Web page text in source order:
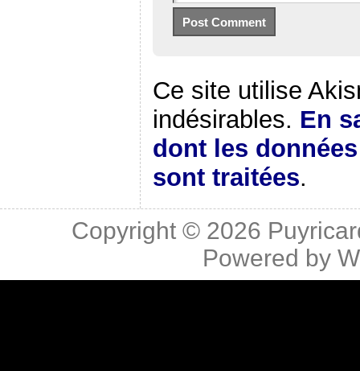
Ce site utilise
indésirables. En
dont les
sont traitées.
Copyright © 2026
Powered by